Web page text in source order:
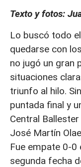
Texto y fotos:
Lo buscó todo
quedarse con
no jugó un gran
situaciones
triunfo al hilo.
puntada final y
Central
José Martín
Fue empate 0-0
segunda fecha